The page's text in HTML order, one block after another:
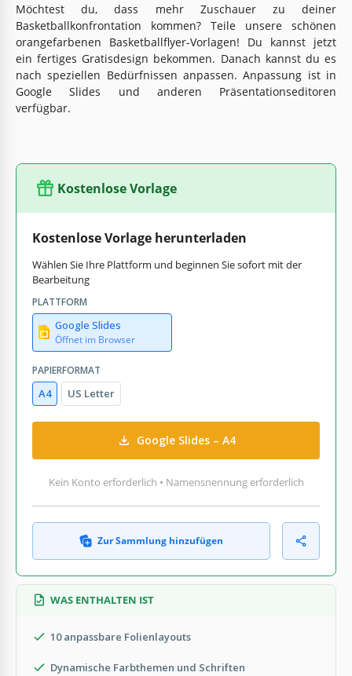
Möchtest du, dass mehr Zuschauer zu deiner
Basketballkonfrontation kommen? Teile unsere schönen
orangefarbenen Basketballflyer-Vorlagen! Du kannst jetzt
ein fertiges Gratisdesign bekommen. Danach kannst du es
nach speziellen Bedürfnissen anpassen. Anpassung ist in
Google Slides und anderen Präsentationseditoren
verfügbar.
Kostenlose Vorlage
Kostenlose Vorlage herunterladen
Wählen Sie Ihre Plattform und beginnen Sie sofort mit der
Bearbeitung
PLATTFORM
Google Slides
Öffnet im Browser
PAPIERFORMAT
A4 US Letter
Google Slides – A4
Kein Konto erforderlich • Namensnennung erforderlich
Zur Sammlung hinzufügen
WAS ENTHALTEN IST
10 anpassbare Folienlayouts
Dynamische Farbthemen und Schriften